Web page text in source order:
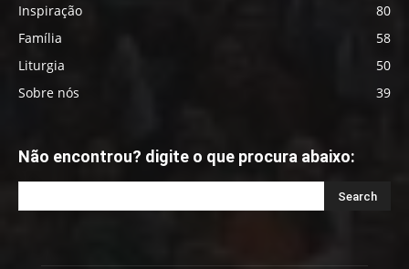
Inspiração
80
Família
58
Liturgia
50
Sobre nós
39
Não encontrou? digite o que procura abaixo: